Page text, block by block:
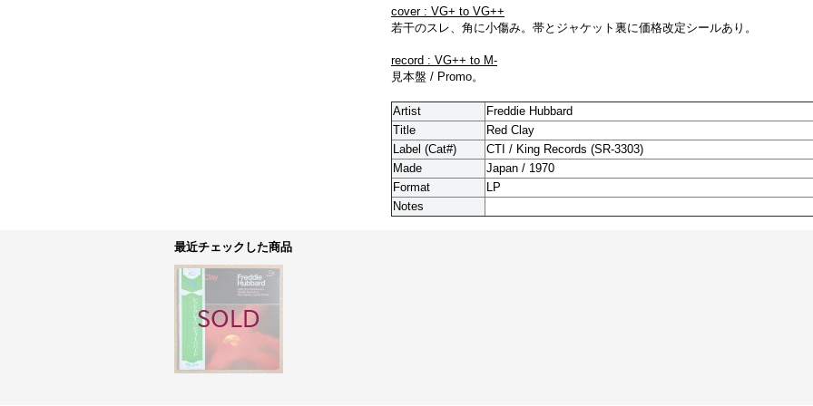
cover : VG+ to VG++
若干のスレ、角に小傷み。帯とジャケット裏に価格改定シールあり。
record : VG++ to M-
見本盤 / Promo。
Artist
Freddie Hubbard
Title
Red Clay
Label (Cat#)
CTI / King Records (SR-3303)
Made
Japan / 1970
Format
LP
Notes
最近チェックした商品